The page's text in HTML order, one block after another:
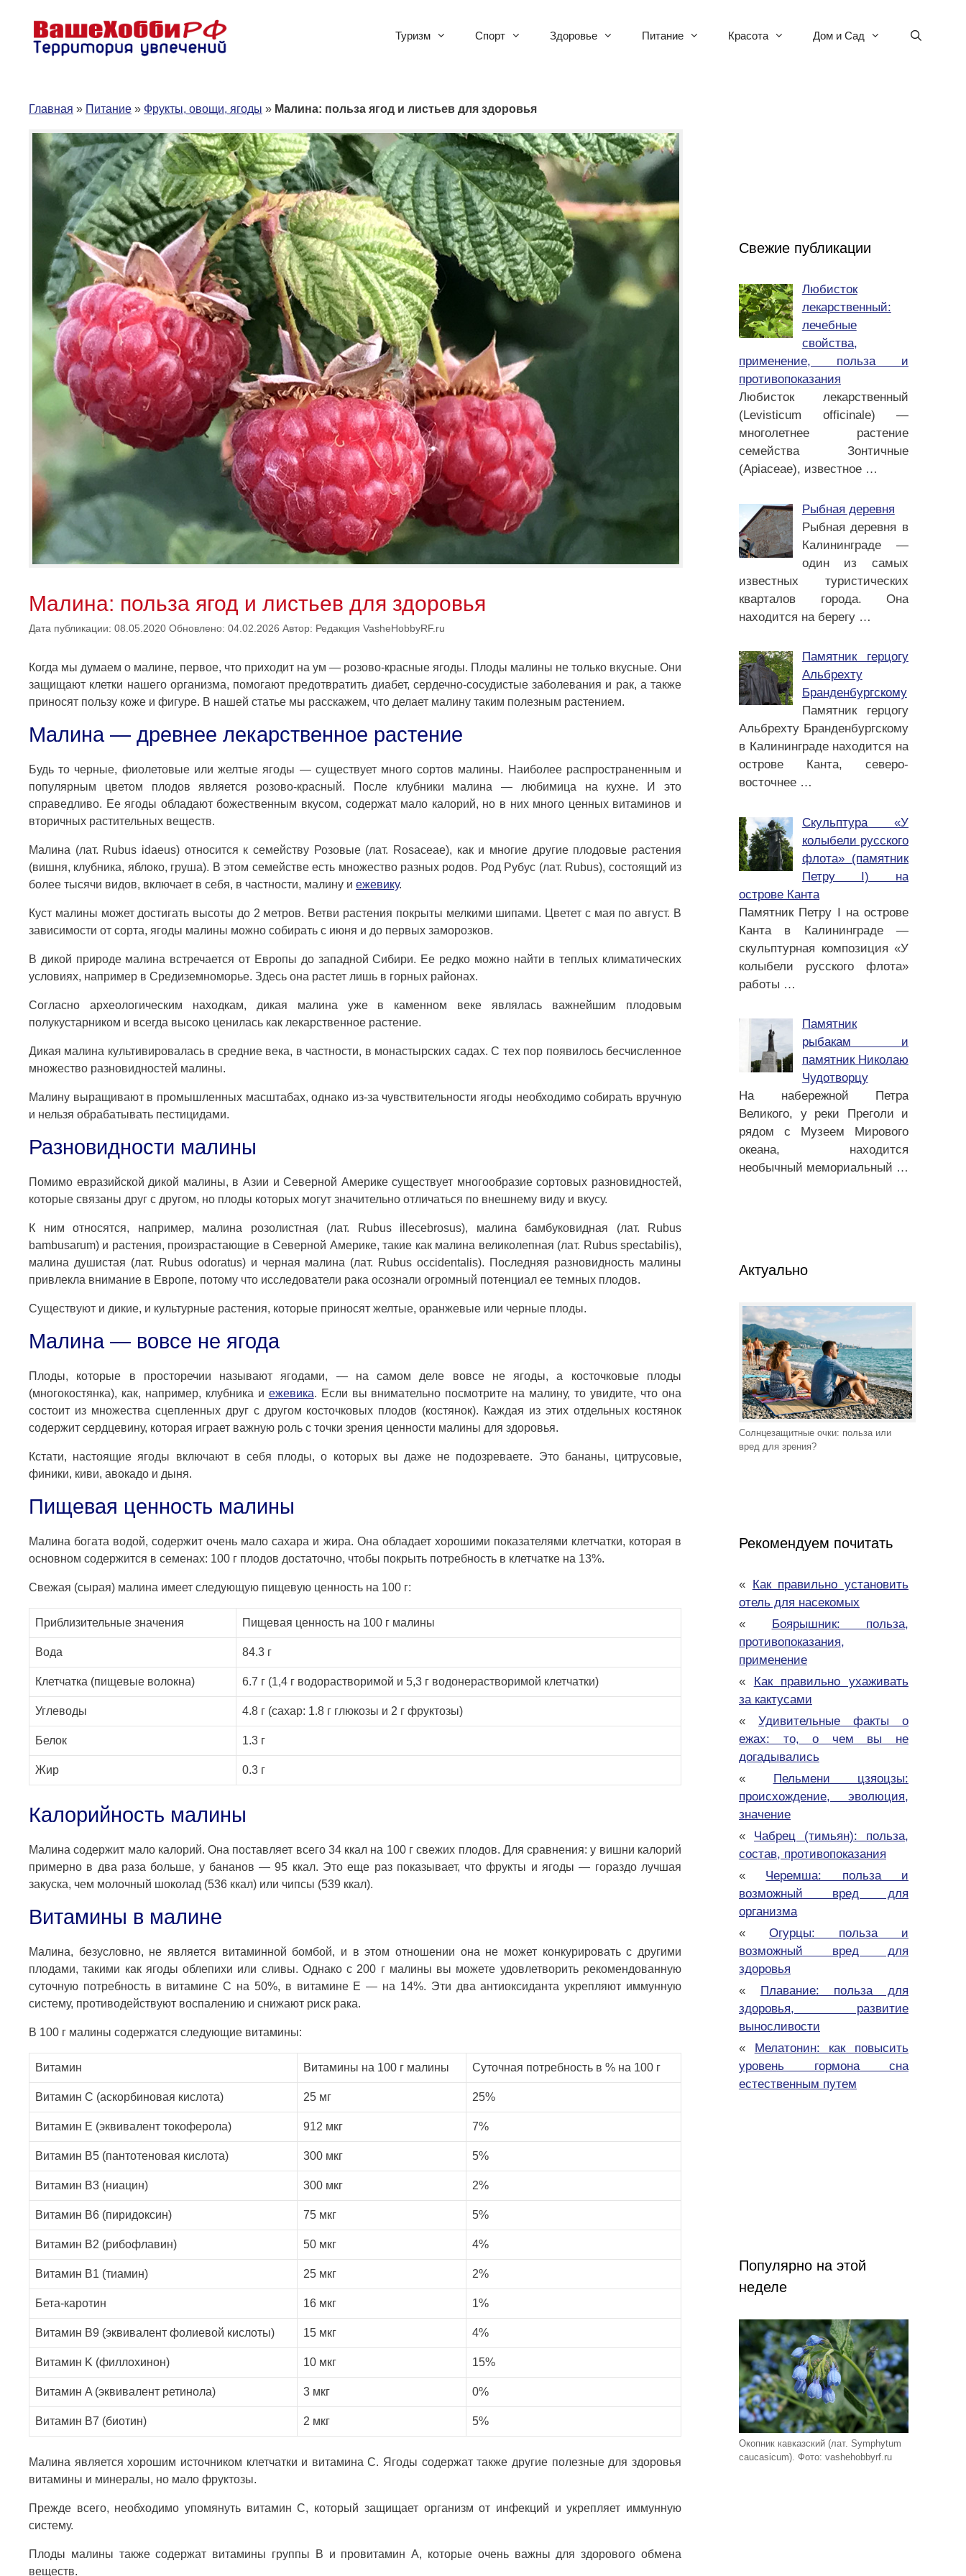
содержимому
Туризм Спорт Здоровье Питание Красота Дом и Сад
Главная » Питание » Фрукты, овощи, ягоды » Малина: польза ягод и листьев для здоровья
Малина: польза ягод и листьев для здоровья
Дата публикации: 08.05.2020 Обновлено: 04.02.2026 Автор: Редакция VasheHobbyRF.ru
Когда мы думаем о малине, первое, что приходит на ум — розово-красные ягоды. Плоды малины не только вкусные. Они
защищают клетки нашего организма, помогают предотвратить диабет, сердечно-сосудистые заболевания и рак, а также
приносят пользу коже и фигуре. В нашей статье мы расскажем, что делает малину таким полезным растением.
Малина — древнее лекарственное растение
Будь то черные, фиолетовые или желтые ягоды — существует много сортов малины. Наиболее распространенным и
популярным цветом плодов является розово-красный. После клубники малина — любимица на кухне. И это
справедливо. Ее ягоды обладают божественным вкусом, содержат мало калорий, но в них много ценных витаминов и
вторичных растительных веществ.
Малина (лат. Rubus idaeus) относится к семейству Розовые (лат. Rosaceae), как и многие другие плодовые растения
(вишня, клубника, яблоко, груша). В этом семействе есть множество разных родов. Род Рубус (лат. Rubus), состоящий из
более тысячи видов, включает в себя, в частности, малину и ежевику.
Куст малины может достигать высоты до 2 метров. Ветви растения покрыты мелкими шипами. Цветет с мая по август. В
зависимости от сорта, ягоды малины можно собирать с июня и до первых заморозков.
В дикой природе малина встречается от Европы до западной Сибири. Ее редко можно найти в теплых климатических
условиях, например в Средиземноморье. Здесь она растет лишь в горных районах.
Согласно археологическим находкам, дикая малина уже в каменном веке являлась важнейшим плодовым
полукустарником и всегда высоко ценилась как лекарственное растение.
Дикая малина культивировалась в средние века, в частности, в монастырских садах. С тех пор появилось бесчисленное
множество разновидностей малины.
Малину выращивают в промышленных масштабах, однако из-за чувствительности ягоды необходимо собирать вручную
и нельзя обрабатывать пестицидами.
Разновидности малины
Помимо евразийской дикой малины, в Азии и Северной Америке существует многообразие сортовых разновидностей,
которые связаны друг с другом, но плоды которых могут значительно отличаться по внешнему виду и вкусу.
К ним относятся, например, малина розолистная (лат. Rubus illecebrosus), малина бамбуковидная (лат. Rubus
bambusarum) и растения, произрастающие в Северной Америке, такие как малина великолепная (лат. Rubus spectabilis),
малина душистая (лат. Rubus odoratus) и черная малина (лат. Rubus occidentalis). Последняя разновидность малины
привлекла внимание в Европе, потому что исследователи рака осознали огромный потенциал ее темных плодов.
Существуют и дикие, и культурные растения, которые приносят желтые, оранжевые или черные плоды.
Малина — вовсе не ягода
Плоды, которые в просторечии называют ягодами, — на самом деле вовсе не ягоды, а косточковые плоды
(многокостянка), как, например, клубника и ежевика. Если вы внимательно посмотрите на малину, то увидите, что она
состоит из множества сцепленных друг с другом косточковых плодов (костянок). Каждая из этих отдельных костянок
содержит сердцевину, которая играет важную роль с точки зрения ценности малины для здоровья.
Кстати, настоящие ягоды включают в себя плоды, о которых вы даже не подозреваете. Это бананы, цитрусовые,
финики, киви, авокадо и дыня.
Пищевая ценность малины
Малина богата водой, содержит очень мало сахара и жира. Она обладает хорошими показателями клетчатки, которая в
основном содержится в семенах: 100 г плодов достаточно, чтобы покрыть потребность в клетчатке на 13%.
Свежая (сырая) малина имеет следующую пищевую ценность на 100 г:
Приблизительные значения Пищевая ценность на 100 г малины
Вода 84.3 г
Клетчатка (пищевые волокна) 6.7 г (1,4 г водорастворимой и 5,3 г водонерастворимой клетчатки)
Углеводы 4.8 г (сахар: 1.8 г глюкозы и 2 г фруктозы)
Белок 1.3 г
Жир 0.3 г
Калорийность малины
Малина содержит мало калорий. Она поставляет всего 34 ккал на 100 г свежих плодов. Для сравнения: у вишни калорий
примерно в два раза больше, у бананов — 95 ккал. Это еще раз показывает, что фрукты и ягоды — гораздо лучшая
закуска, чем молочный шоколад (536 ккал) или чипсы (539 ккал).
Витамины в малине
Малина, безусловно, не является витаминной бомбой, и в этом отношении она не может конкурировать с другими
плодами, такими как ягоды облепихи или сливы. Однако с 200 г малины вы можете удовлетворить рекомендованную
суточную потребность в витамине С на 50%, в витамине Е — на 14%. Эти два антиоксиданта укрепляют иммунную
систему, противодействуют воспалению и снижают риск рака.
В 100 г малины содержатся следующие витамины:
Витамин Витамины на 100 г малины Суточная потребность в % на 100 г
Витамин C (аскорбиновая кислота) 25 мг 25%
Витамин E (эквивалент токоферола) 912 мкг 7%
Витамин B5 (пантотеновая кислота) 300 мкг 5%
Витамин B3 (ниацин) 300 мкг 2%
Витамин B6 (пиридоксин) 75 мкг 5%
Витамин B2 (рибофлавин) 50 мкг 4%
Витамин B1 (тиамин) 25 мкг 2%
Бета-каротин 16 мкг 1%
Витамин B9 (эквивалент фолиевой кислоты) 15 мкг 4%
Витамин K (филлохинон) 10 мкг 15%
Витамин A (эквивалент ретинола) 3 мкг 0%
Витамин B7 (биотин) 2 мкг 5%
Малина является хорошим источником клетчатки и витамина С. Ягоды содержат также другие полезные для здоровья
витамины и минералы, но мало фруктозы.
Прежде всего, необходимо упомянуть витамин С, который защищает организм от инфекций и укрепляет иммунную
систему.
Плоды малины также содержат витамины группы В и провитамин А, которые очень важны для здорового обмена
веществ.
Свежие публикации
Любисток
лекарственный:
лечебные
свойства,
применение, польза и
противопоказания
Любисток лекарственный
(Levisticum officinale) —
многолетнее растение
семейства Зонтичные
(Apiaceae), известное …
Рыбная деревня
Рыбная деревня в
Калининграде —
один из самых
известных туристических
кварталов города. Она
находится на берегу …
Памятник герцогу
Альбрехту
Бранденбургскому
Памятник герцогу
Альбрехту Бранденбургскому
в Калининграде находится на
острове Канта, северо-
восточнее …
Скульптура «У
колыбели русского
флота» (памятник
Петру I) на
острове Канта
Памятник Петру I на острове
Канта в Калининграде —
скульптурная композиция «У
колыбели русского флота»
работы …
Памятник
рыбакам и
памятник Николаю
Чудотворцу
На набережной Петра
Великого, у реки Преголи и
рядом с Музеем Мирового
океана, находится
необычный мемориальный …
Актуально
Солнцезащитные очки: польза или
вред для зрения?
Рекомендуем почитать
«
Как правильно установить
отель для насекомых
«
Боярышник: польза,
противопоказания,
применение
«
Как правильно ухаживать
за кактусами
« Удивительные факты о
ежах: то, о чем вы не
догадывались
«
Пельмени цзяоцзы:
происхождение, эволюция,
значение
« Чабрец (тимьян): польза,
состав, противопоказания
« Черемша: польза и
возможный вред для
организма
« Огурцы: польза и
возможный вред для
здоровья
«
Плавание: польза для
здоровья, развитие
выносливости
«
Мелатонин: как повысить
уровень гормона сна
естественным путем
Популярно на этой
неделе
Окопник кавказский (лат. Symphytum
caucasicum). Фото: vashehobbyrf.ru